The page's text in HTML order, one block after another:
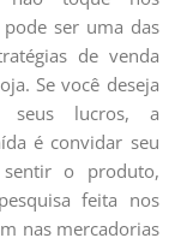
pode ser uma das
de venda
Se você deseja
seus lucros, a
é convidar seu
o produto,
feita nos
nas mercadorias